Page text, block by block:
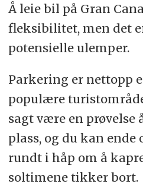
Å leie bil på Gran
fleksibilitet, men det
potensielle ulemper.
Parkering er nettopp
populære
sagt være en prøvelse
plass, og du kan ende
rundt i håp om å
soltimene tikker bort.